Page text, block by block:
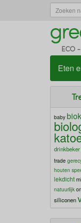
ECO
Eten
baby
drinkbeker
trade
houten
lekdicht
natuurlijk
siliconen